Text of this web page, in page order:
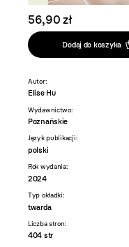
56,90 zł
Dodaj do koszyka
Autor:
Elise Hu
Wydawnictwo:
Poznańskie
Język publikacji:
polski
Rok wydania:
2024
Typ okładki:
twarda
Liczba stron:
404 str